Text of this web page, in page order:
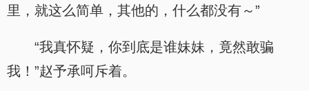
里，就这么简单，其他的，什么都没有～”
“我真怀疑，你到底是谁妹妹，竟然敢骗
我！”赵予承呵斥着。